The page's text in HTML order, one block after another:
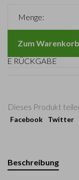
Menge:
Zum
Dieses Produkt
Facebook Twitter
Beschreibung